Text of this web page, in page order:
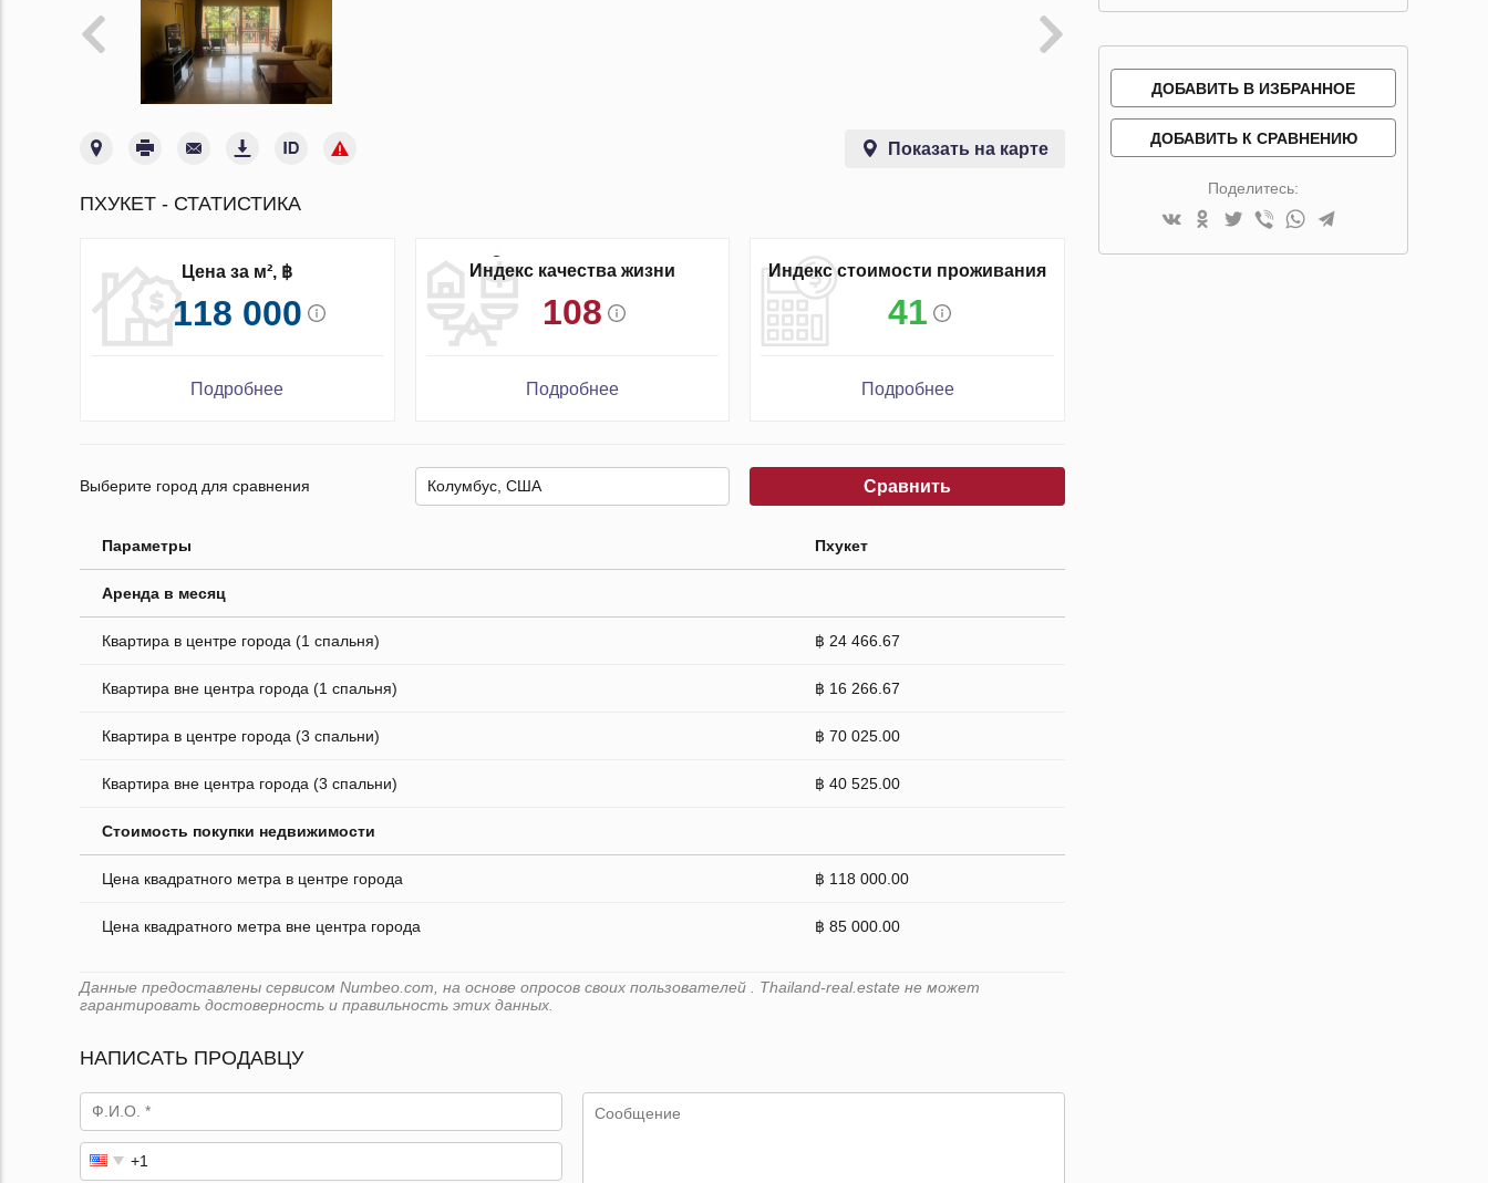
Показать на карте
ПХУКЕТ - СТАТИСТИКА
Цена за м², ฿
118 000
Подробнее
Индекс качества жизни
108
Подробнее
Индекс стоимости проживания
41
Подробнее
Выберите город для сравнения Сравнить
Параметры Пхукет
Аренда в месяц
Квартира в центре города (1 спальня) ฿ 24 466.67
Квартира вне центра города (1 спальня) ฿ 16 266.67
Квартира в центре города (3 спальни) ฿ 70 025.00
Квартира вне центра города (3 спальни) ฿ 40 525.00
Стоимость покупки недвижимости
Цена квадратного метра в центре города ฿ 118 000.00
Цена квадратного метра вне центра города ฿ 85 000.00
Данные предоставлены сервисом Numbeo.com, на основе опросов своих пользователей . Thailand-real.estate не может
гарантировать достоверность и правильность этих данных.
НАПИСАТЬ ПРОДАВЦУ
ДОБАВИТЬ В ИЗБРАННОЕ
ДОБАВИТЬ К СРАВНЕНИЮ
Поделитесь: